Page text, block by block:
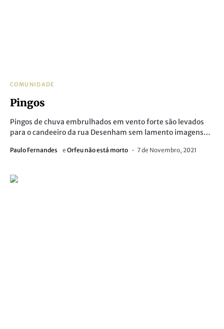
COMUNIDADE
Pingos
Pingos de chuva embrulhados em vento forte são levados
para o candeeiro da rua Desenham sem lamento imagens…
Paulo Fernandes e Orfeu não está morto 7 de Novembro, 2021